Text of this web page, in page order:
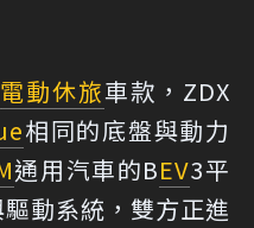
電動休旅車款，ZDX
相同的底盤與動力
通用汽車的BEV3平
動系統，雙方正進